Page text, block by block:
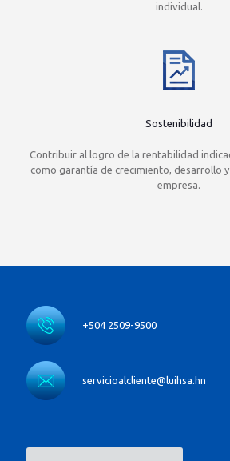
individual.
Sostenibilidad
Contribuir al logro de la rentabilidad
como garantía de crecimiento, desarrollo
empresa.
+504 2509-9500
servicioalcliente@luihsa.hn